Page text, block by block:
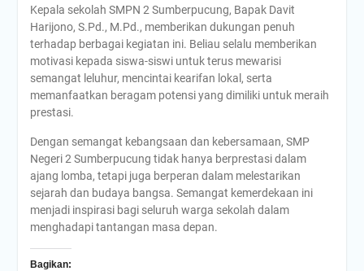
Kepala sekolah SMPN 2 Sumberpucung, Bapak Davit
Harijono, S.Pd., M.Pd., memberikan dukungan penuh
terhadap berbagai kegiatan ini. Beliau selalu memberikan
motivasi kepada siswa-siswi untuk terus mewarisi
semangat leluhur, mencintai kearifan lokal, serta
memanfaatkan beragam potensi yang dimiliki untuk meraih
prestasi.
Dengan semangat kebangsaan dan kebersamaan, SMP
Negeri 2 Sumberpucung tidak hanya berprestasi dalam
ajang lomba, tetapi juga berperan dalam melestarikan
sejarah dan budaya bangsa. Semangat kemerdekaan ini
menjadi inspirasi bagi seluruh warga sekolah dalam
menghadapi tantangan masa depan.
Bagikan: